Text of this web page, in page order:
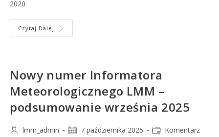
2020.
Czytaj Dalej
Nowy numer Informatora
Meteorologicznego LMM –
podsumowanie września 2025
lmm_admin 7 października 2025 Komentarz